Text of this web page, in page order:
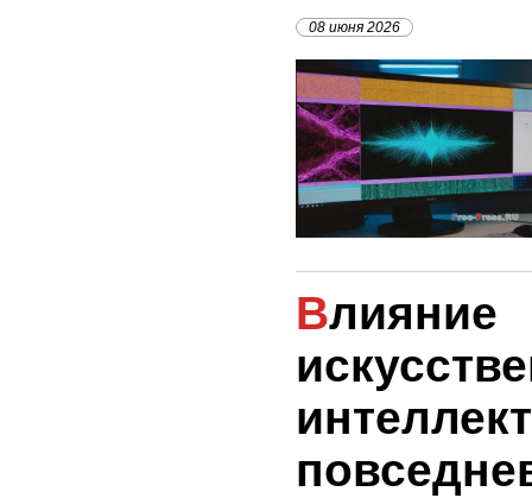
08 июня 2026
Влияние